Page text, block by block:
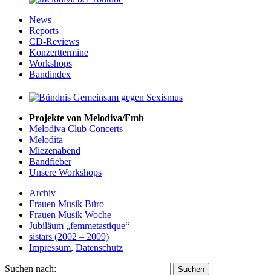
News
Reports
CD-Reviews
Konzerttermine
Workshops
Bandindex
Projekte von Melodiva/Fmb
Melodiva Club Concerts
Melodita
Miezenabend
Bandfieber
Unsere Workshops
Archiv
Frauen Musik Büro
Frauen Musik Woche
Jubiläum „femmetastique“
sistars (2002 – 2009)
Impressum, Datenschutz
Suchen nach: